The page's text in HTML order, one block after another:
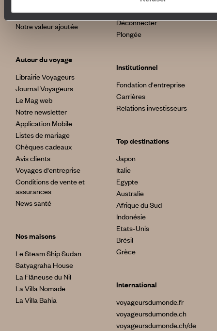
Le voyage sur mesure
Notre valeur ajoutée
Autour du voyage
Librairie Voyageurs
Journal Voyageurs
Le Mag web
Notre newsletter
Application Mobile
Listes de mariage
Chèques cadeaux
Avis clients
Voyages d'entreprise
Conditions de vente et
assurances
News santé
Nos maisons
Le Steam Ship Sudan
Satyagraha House
La Flâneuse du Nil
La Villa Nomade
La Villa Bahia
Tour du Monde
Déconnecter
Plongée
Institutionnel
Fondation d'entreprise
Carrières
Relations investisseurs
Top destinations
Japon
Italie
Egypte
Australie
Afrique du Sud
Indonésie
Etats-Unis
Brésil
Grèce
International
voyageursdumonde.fr
voyageursdumonde.ch
voyageursdumonde.ch/de